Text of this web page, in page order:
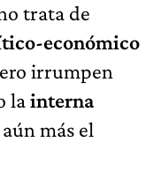
trata de
económico
irrumpen
lainterna
más el